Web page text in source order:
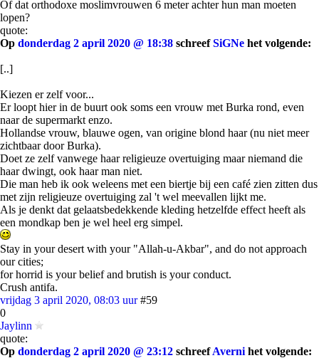
Of dat orthodoxe moslimvrouwen 6 meter achter hun man moeten
lopen?
quote:
Op donderdag 2 april 2020 @ 18:38 schreefSiGNe het volgende:
[..]
Kiezen er zelf voor...
Er loopt hier in de buurt ook soms een vrouw met Burka rond, even
naar de supermarkt enzo.
Hollandse vrouw, blauwe ogen, van origine blond haar (nu niet meer
zichtbaar door Burka).
Doet ze zelf vanwege haar religieuze overtuiging maar niemand die
haar dwingt, ook haar man niet.
Die man heb ik ook weleens met een biertje bij een café zien zitten dus
met zijn religieuze overtuiging zal 't wel meevallen lijkt me.
Als je denkt dat gelaatsbedekkende kleding hetzelfde effect heeft als
een mondkap ben je wel heel erg simpel.
Stay in your desert with your "Allah-u-Akbar", and do not approach
our cities;
for horrid is your belief and brutish is your conduct.
Crush antifa.
vrijdag 3 april 2020, 08:03 uur #59
0
Jaylinn
quote:
Op donderdag 2 april 2020 @ 23:12 schreefAverni het volgende: